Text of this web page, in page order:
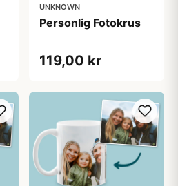
UNKNOWN
Personlig Fotokrus
119,00 kr